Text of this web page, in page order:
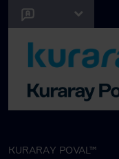
KURARAY POVAL™